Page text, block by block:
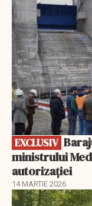
EXCLUSIV
ministrului
autorizației
14 MARTIE 2026
EXCLUSIV